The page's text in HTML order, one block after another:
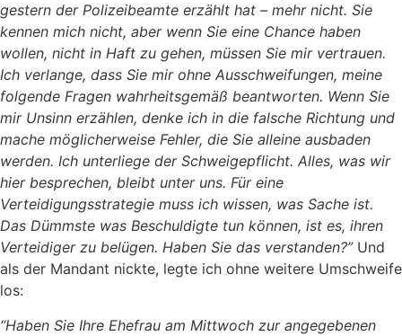
gestern der Polizeibeamte erzählt hat – mehr nicht. Sie
kennen mich nicht, aber wenn Sie eine Chance haben
wollen, nicht in Haft zu gehen, müssen Sie mir vertrauen.
Ich verlange, dass Sie mir ohne Ausschweifungen, meine
folgende Fragen wahrheitsgemäß beantworten. Wenn Sie
mir Unsinn erzählen, denke ich in die falsche Richtung und
mache möglicherweise Fehler, die Sie alleine ausbaden
werden. Ich unterliege der Schweigepflicht. Alles, was wir
hier besprechen, bleibt unter uns. Für eine
Verteidigungsstrategie muss ich wissen, was Sache ist.
Das Dümmste was Beschuldigte tun können, ist es, ihren
Verteidiger zu belügen. Haben Sie das verstanden?” Und
als der Mandant nickte, legte ich ohne weitere Umschweife
los:
“Haben Sie Ihre Ehefrau am Mittwoch zur angegebenen